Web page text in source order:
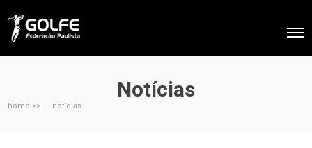
Notícias
home >> notícias